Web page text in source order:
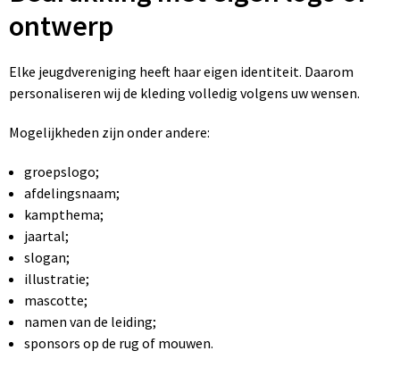
ontwerp
Elke jeugdvereniging heeft haar eigen identiteit. Daarom
personaliseren wij de kleding volledig volgens uw wensen.
Mogelijkheden zijn onder andere:
groepslogo;
afdelingsnaam;
kampthema;
jaartal;
slogan;
illustratie;
mascotte;
namen van de leiding;
sponsors op de rug of mouwen.